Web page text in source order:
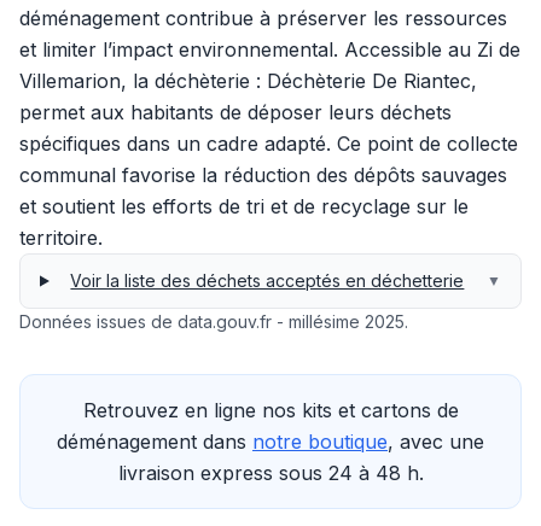
déménagement contribue à préserver les ressources
et limiter l’impact environnemental. Accessible au Zi de
Villemarion, la déchèterie : Déchèterie De Riantec,
permet aux habitants de déposer leurs déchets
spécifiques dans un cadre adapté. Ce point de collecte
communal favorise la réduction des dépôts sauvages
et soutient les efforts de tri et de recyclage sur le
territoire.
Voir la liste des déchets acceptés en déchetterie ▼
Données issues de data.gouv.fr - millésime 2025.
Retrouvez en ligne nos kits et cartons de
déménagement dans notre boutique, avec une
livraison express sous 24 à 48 h.